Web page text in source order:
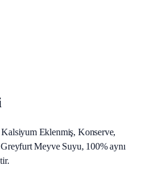
Eklenmiş, Konserve,
Meyve Suyu, 100% aynı